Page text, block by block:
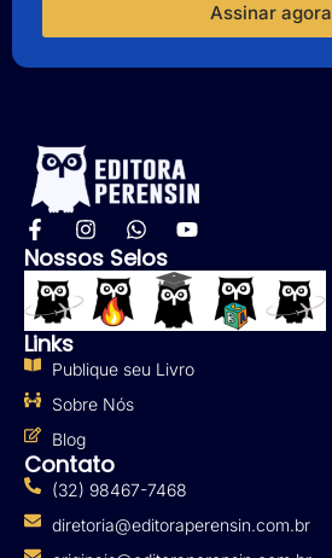
Assinar agora
Nossos Selos
Links
Publique seu Livro
Sobre Nós
Blog
Contato
(32) 98467-7468
diretoria@editoraperensin.com.br